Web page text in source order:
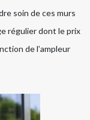
soin de ces murs
régulier dont le prix
de l’ampleur